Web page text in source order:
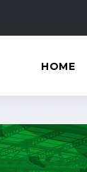
HOME